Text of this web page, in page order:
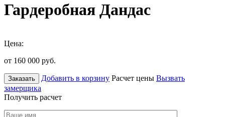
Гардеробная Дандас
Цена:
от 160 000 руб.
Заказать Добавить в корзину Расчет цены Вызвать
замерщика
Получить расчет